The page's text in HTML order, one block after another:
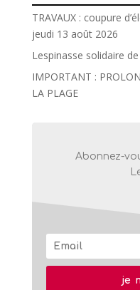
TRAVAUX : coupure
jeudi 13 août 2026
Lespinasse solidaire
IMPORTANT :
LA PLAGE
Abonnez-
je